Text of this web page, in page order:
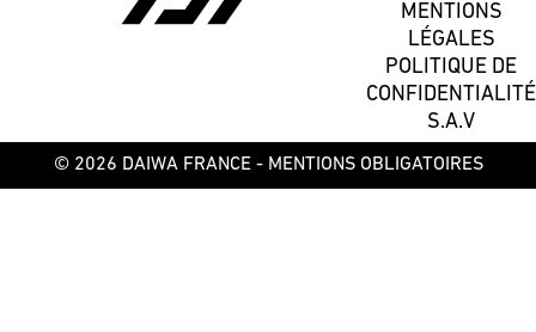
MENTIONS
LÉGALES
POLITIQUE DE
CONFIDENTIALITÉ
S.A.V
© 2026 DAIWA FRANCE - MENTIONS OBLIGATOIRES